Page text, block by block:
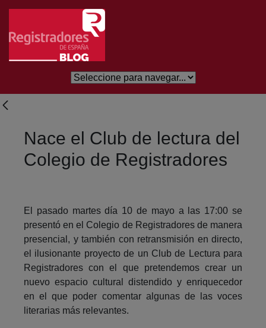
Salta al contingut principal
Nace el Club de lectura del
Colegio de Registradores
El pasado martes día 10 de mayo a las 17:00 se
presentó en el Colegio de Registradores de manera
presencial, y también con retransmisión en directo,
el ilusionante proyecto de un Club de Lectura para
Registradores con el que pretendemos crear un
nuevo espacio cultural distendido y enriquecedor
en el que poder comentar algunas de las voces
literarias más relevantes.